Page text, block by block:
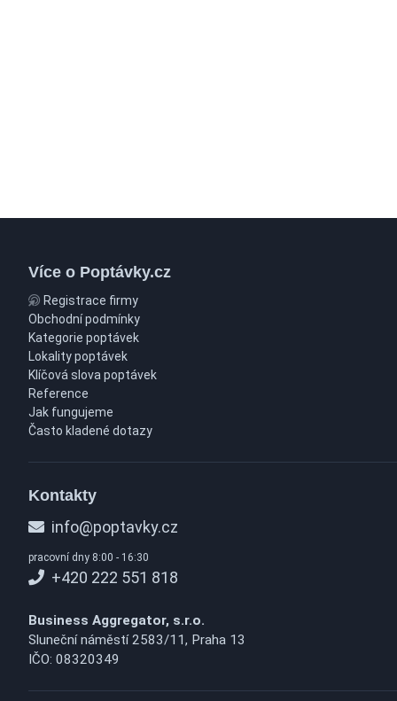
Více o Poptávky.cz
Registrace firmy
Obchodní podmínky
Kategorie poptávek
Lokality poptávek
Klíčová slova poptávek
Reference
Jak fungujeme
Často kladené dotazy
Kontakty
info@poptavky.cz
pracovní dny 8:00 - 16:30
+420 222 551 818
Business Aggregator, s.r.o.
Sluneční náměstí 2583/11, Praha 13
IČO: 08320349